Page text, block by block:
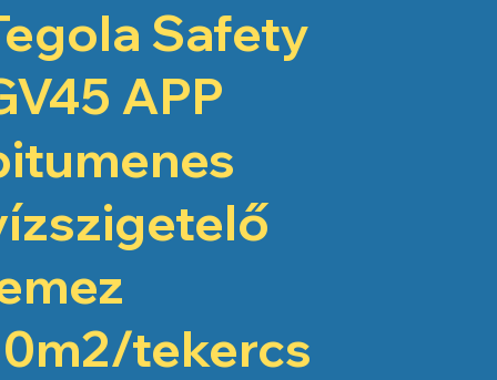
Safety
APP
tekercs